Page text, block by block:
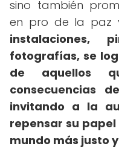
sino también
en pro de la paz
instalaciones,
fotografías, se
de aquellos
consecuencias
invitando a la
repensar su
mundo más justo